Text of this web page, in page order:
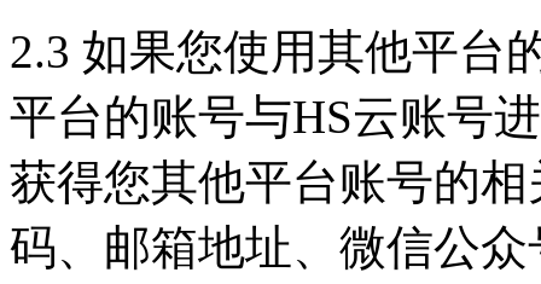
2.3 如果您使用其他平台
平台的账号与HS云账号
获得您其他平台账号的
码、邮箱地址、微信公